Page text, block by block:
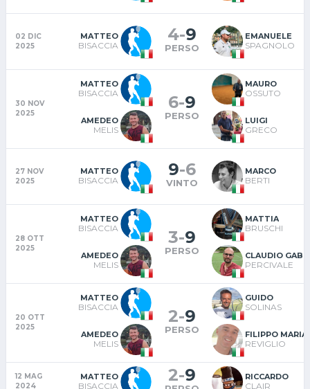
02 DIC
2025
MATTEO
BISACCIA
4-9
PERSO
EMANUELE
SPAGNOLO
30 NOV
2025
MATTEO
BISACCIA
AMEDEO
MELIS
6-9
PERSO
MAURO
OSSUTO
LUIGI
GRECO
27 NOV
2025
MATTEO
BISACCIA
9-6
VINTO
MARCO
BERTI
28 OTT
2025
MATTEO
BISACCIA
AMEDEO
MELIS
3-9
PERSO
MATTIA
BRUSCHI
CLAUDIO
PERCIVALE
20 OTT
2025
MATTEO
BISACCIA
AMEDEO
MELIS
2-9
PERSO
GUIDO
SOLINAS
FILIPPO MARIA
REVIGLIO
12 MAG
2024
MATTEO
BISACCIA
2-9 RICCARDO
CLAIR